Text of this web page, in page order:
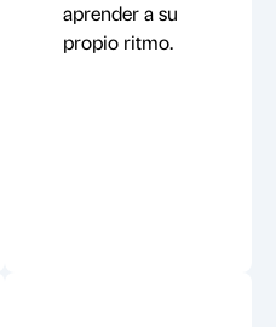
aprender a su
propio ritmo.